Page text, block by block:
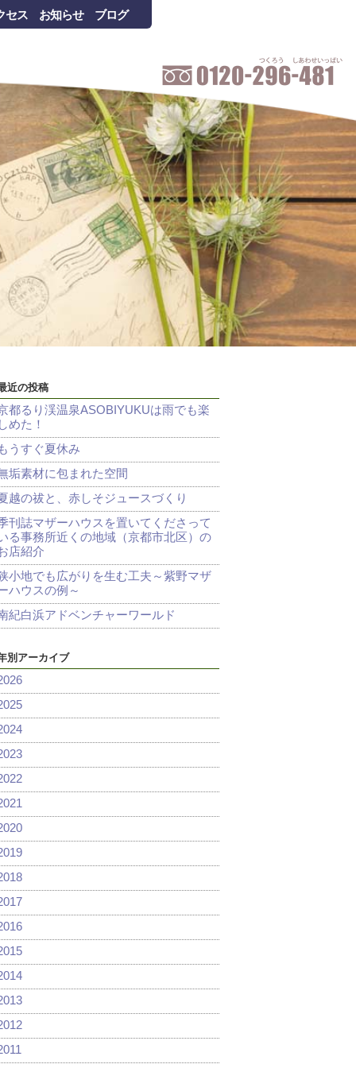
セス お知らせ ブログ
近の投稿
都るり渓温泉ASOBIYUKUは雨でも楽
めた！
うすぐ夏休み
垢素材に包まれた空間
越の祓と、赤しそジュースづくり
刊誌マザーハウスを置いてくださって
る事務所近くの地域（京都市北区）の
店紹介
小地でも広がりを生む工夫～紫野マザ
ハウスの例～
紀白浜アドベンチャーワールド
別アーカイブ